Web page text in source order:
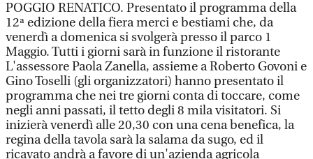
POGGIO RENATICO. Presentato il programma della
12ª edizione della fiera merci e bestiami che, da
venerdì a domenica si svolgerà presso il parco 1
Maggio. Tutti i giorni sarà in funzione il ristorante
L'assessore Paola Zanella, assieme a Roberto Govoni e
Gino Toselli (gli organizzatori) hanno presentato il
programma che nei tre giorni conta di toccare, come
negli anni passati, il tetto degli 8 mila visitatori. Si
inizierà venerdì alle 20,30 con una cena benefica, la
regina della tavola sarà la salama da sugo, ed il
ricavato andrà a favore di un'azienda agricola